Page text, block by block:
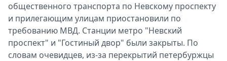
общественного транспорта по Невскому проспекту
и прилегающим улицам приостановили по
требованию МВД. Станции метро "Невский
проспект" и "Гостиный двор" были закрыты. По
словам очевидцев, из-за перекрытий петербуржцы